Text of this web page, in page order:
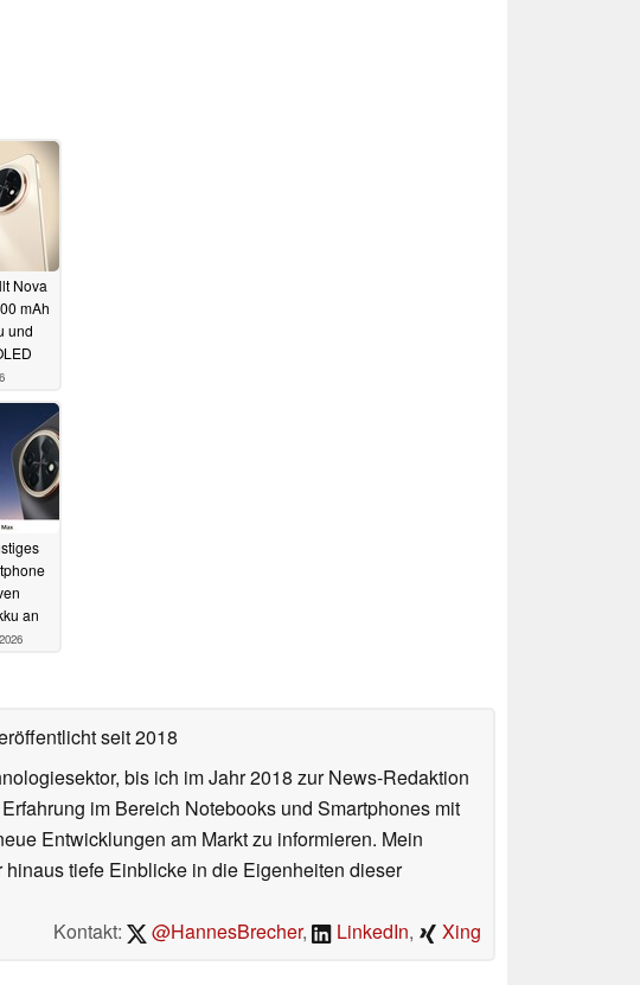
Nova
mAh
und
an
seit 2018
bis ich im Jahr 2018 zur News-Redaktion
im Bereich Notebooks und Smartphones mit
Entwicklungen am Markt zu informieren. Mein
tiefe Einblicke in die Eigenheiten dieser
Kontakt:
@HannesBrecher, LinkedIn, Xing